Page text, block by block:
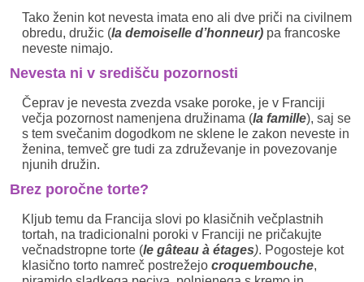
Tako ženin kot nevesta imata eno ali dve priči na civilnem
obredu, družic (la demoiselle d’honneur) pa francoske
neveste nimajo.
Nevesta ni v središču pozornosti
Čeprav je nevesta zvezda vsake poroke, je v Franciji
večja pozornost namenjena družinama (la famille), saj se
s tem svečanim dogodkom ne sklene le zakon neveste in
ženina, temveč gre tudi za združevanje in povezovanje
njunih družin.
Brez poročne torte?
Kljub temu da Francija slovi po klasičnih večplastnih
tortah, na tradicionalni poroki v Franciji ne pričakujte
večnadstropne torte (le gâteau à étages). Pogosteje kot
klasično torto namreč postrežejo croquembouche,